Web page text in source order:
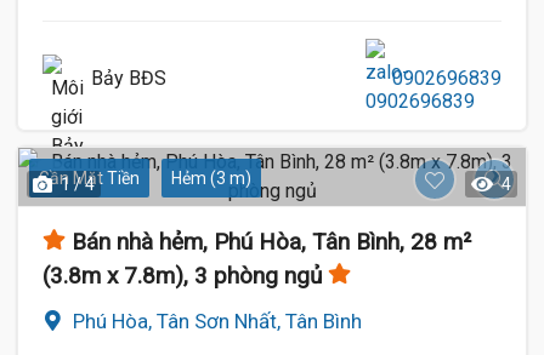
Bảy BĐS 0902696839
Gần Mặt Tiền Hẻm (3 m)
1 / 4 4
Bán nhà hẻm, Phú Hòa, Tân Bình, 28 m²
(3.8m x 7.8m), 3 phòng ngủ
Phú Hòa, Tân Sơn Nhất, Tân Bình